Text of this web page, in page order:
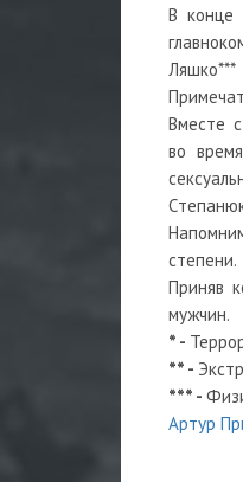
В конце
Ляшко***
Вместе
во
степени.
Приняв
мужчин.
* -
** -
*** -
Артур